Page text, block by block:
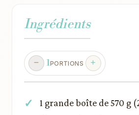
Ingrédients
1PORTIONS
1 grande boîte de 570 g